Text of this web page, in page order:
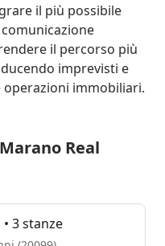
il più possibile
il percorso più
imprevisti e
immobiliari.
Real
• 3 stanze